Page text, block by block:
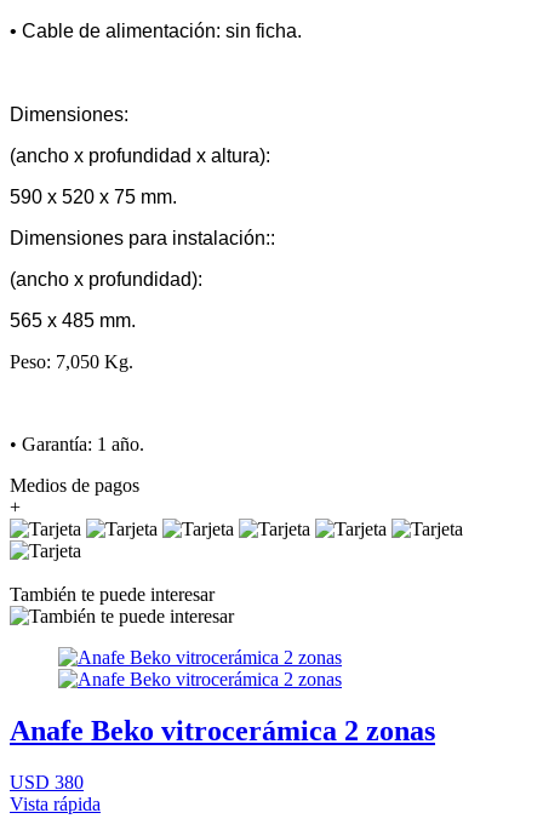
• Cable de alimentación: sin ficha.
Dimensiones:
(ancho x profundidad x altura):
590 x 520 x 75 mm.
Dimensiones para instalación::
(ancho x profundidad):
565 x 485 mm.
Peso: 7,050 Kg.
• Garantía: 1 año.
Medios de pagos
+
También te puede interesar
Anafe Beko vitrocerámica 2 zonas
USD 380
Vista rápida